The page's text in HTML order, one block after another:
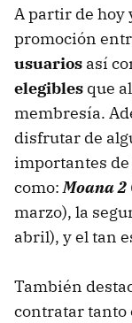
A partir de hoy
promoción
usuarios así
elegibles que
membresía.
disfrutar de
importantes
como:Moana 2
marzo), la
abril), y el tan
También
contratar tanto